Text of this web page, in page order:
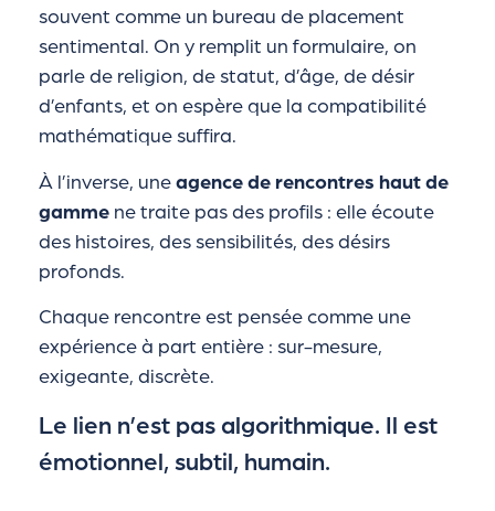
souvent comme un bureau de placement
sentimental. On y remplit un formulaire, on
parle de religion, de statut, d’âge, de désir
d’enfants, et on espère que la compatibilité
mathématique suffira.
À l’inverse, uneagence de rencontres haut de
gamme ne traite pas des profils : elle écoute
des histoires, des sensibilités, des désirs
profonds.
Chaque rencontre est pensée comme une
expérience à part entière : sur-mesure,
exigeante, discrète.
Le lien n’est pas algorithmique. Il est
émotionnel, subtil, humain.